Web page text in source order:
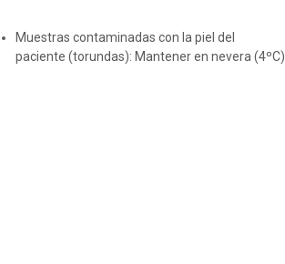
Muestras contaminadas con la piel del
paciente (torundas): Mantener en nevera (4ºC)